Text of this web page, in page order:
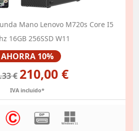
Mano Lenovo M720s Core I5
16GB 256SSD W11
AHORRA 10%
€ 210,00 €
IVA incluido*